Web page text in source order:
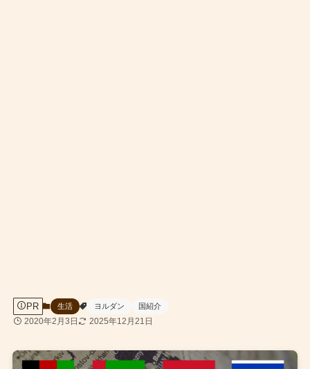
PR 生活 ヨルダン 国紹介
2020年2月3日 2025年12月21日